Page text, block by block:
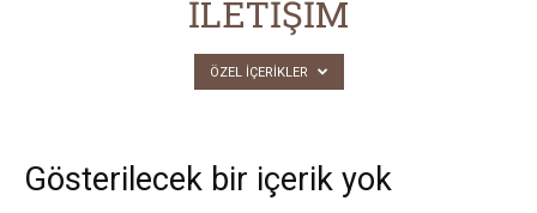
İLETIŞIM
ÖZEL İÇERIKLER
Gösterilecek bir içerik yok